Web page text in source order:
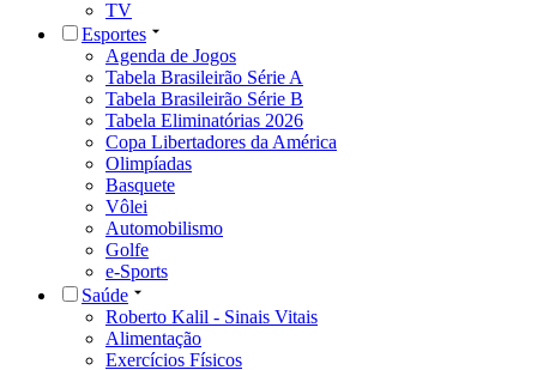
TV
Esportes
Agenda de Jogos
Tabela Brasileirão Série A
Tabela Brasileirão Série B
Tabela Eliminatórias 2026
Copa Libertadores da América
Olimpíadas
Basquete
Vôlei
Automobilismo
Golfe
e-Sports
Saúde
Roberto Kalil - Sinais Vitais
Alimentação
Exercícios Físicos